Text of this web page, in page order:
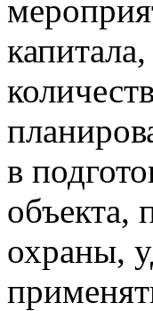
в
объекта,
охраны,